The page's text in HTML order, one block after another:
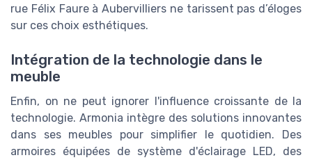
rue Félix Faure à Aubervilliers ne tarissent pas d’éloges
sur ces choix esthétiques.
Intégration de la technologie dans le
meuble
Enfin, on ne peut ignorer l'influence croissante de la
technologie. Armonia intègre des solutions innovantes
dans ses meubles pour simplifier le quotidien. Des
armoires équipées de système d'éclairage LED, des